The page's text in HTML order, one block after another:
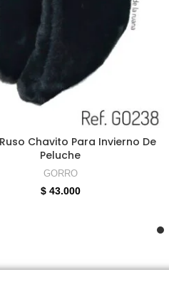
SELECCIONAR OPCIONES
Chavito Para Invierno De
Peluche
GORRO
$43.000